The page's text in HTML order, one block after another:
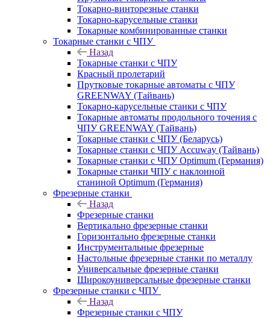
Токарно-винторезные станки
Токарно-карусельные станки
Токарные комбинированные станки
Токарные станки с ЧПУ
Назад
Токарные станки с ЧПУ
Красный пролетарий
Прутковые токарные автоматы с ЧПУ
GREENWAY (Тайвань)
Токарно-карусельные станки с ЧПУ
Токарные автоматы продольного точения с
ЧПУ GREENWAY (Тайвань)
Токарные станки с ЧПУ (Беларусь)
Токарные станки с ЧПУ Accuway (Тайвань)
Токарные станки с ЧПУ Optimum (Германия)
Токарные станки ЧПУ с наклонной
станиной Optimum (Германия)
Фрезерные станки
Назад
Фрезерные станки
Вертикально фрезерные станки
Горизонтально фрезерные станки
Инструментальные фрезерные
Настольные фрезерные станки по металлу
Универсальные фрезерные станки
Широкоуниверсальные фрезерные станки
Фрезерные станки с ЧПУ
Назад
Фрезерные станки с ЧПУ